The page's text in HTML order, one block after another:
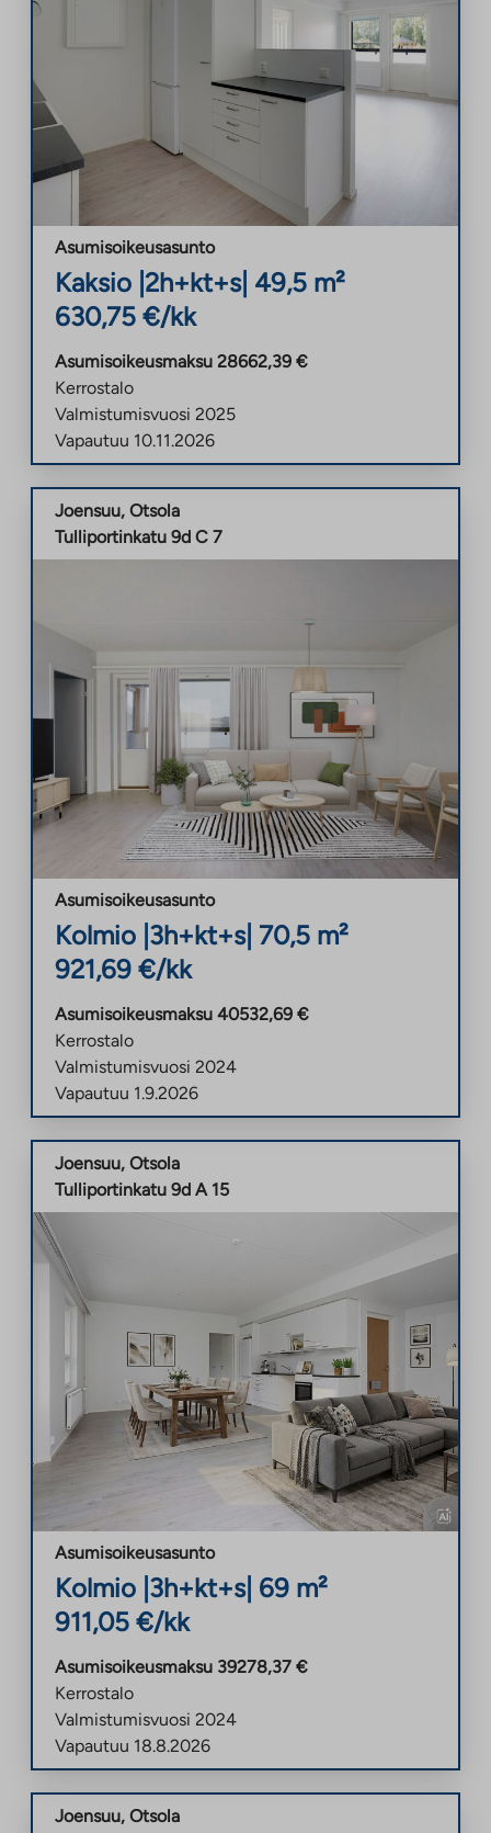
Asumisoikeusasunto
Kaksio 2h+kt+s| 49,5 m²
630,75 €/kk
Asumisoikeusmaksu 28662,39 €
Kerrostalo
Valmistumisvuosi 2025
Vapautuu 10.11.2026
Joensuu, Otsola
Tulliportinkatu 9d C 7
Asumisoikeusasunto
Kolmio 3h+kt+s| 70,5 m²
921,69 €/kk
Asumisoikeusmaksu 40532,69 €
Kerrostalo
Valmistumisvuosi 2024
Vapautuu 1.9.2026
Joensuu, Otsola
Tulliportinkatu 9d A 15
Asumisoikeusasunto
Kolmio 3h+kt+s| 69 m²
911,05 €/kk
Asumisoikeusmaksu 39278,37 €
Kerrostalo
Valmistumisvuosi 2024
Vapautuu 18.8.2026
Joensuu, Otsola